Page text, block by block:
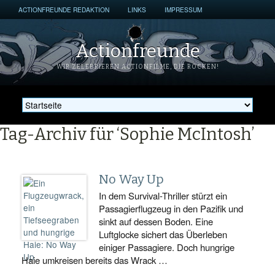
ACTIONFREUNDE REDAKTION LINKS IMPRESSUM
Actionfreunde
WIR ZELEBRIEREN ACTIONFILME, DIE ROCKEN!
Tag-Archiv für ‘Sophie McIntosh’
No Way Up
In dem Survival-Thriller stürzt ein
Passagierflugzeug in den Pazifik und
sinkt auf dessen Boden. Eine
Luftglocke sichert das Überleben
einiger Passagiere. Doch hungrige
Haie umkreisen bereits das Wrack …